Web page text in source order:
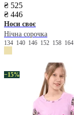
₴ 525
₴ 446
Носи своє
Нічна сорочка
134 140 146 152 158 164
−15%